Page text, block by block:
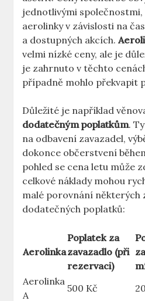
jednotlivými společnostmi,
aerolinky v závislosti na
a dostupných akcích.
velmi nízké ceny, ale je
je zahrnuto v těchto
případně mohlo překvapit
Důležité je například
dodatečným poplatkům.
na odbavení zavazadel,
dokonce občerstvení
pohled se cena letu může
celkové náklady mohou
malé porovnání některých
dodatečných poplatků:
Aerolinka
Poplatek za
zavazadlo (při
rezervaci)
Aerolinka
A
500 Kč